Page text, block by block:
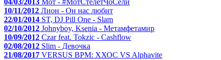
04/03/2013 Мот - #МотСтелетЧоСели
10/11/2012 Лион - Он нас любит
22/01/2014 ST, DJ Pill One - Slam
02/10/2012 Johnyboy, Ksenia - Метамфетамир
10/09/2012 Czar feat. Tokzic - Cashflow
02/08/2012 Slim - Девочка
21/08/2017 VERSUS BPM: ХХОС VS Alphavite